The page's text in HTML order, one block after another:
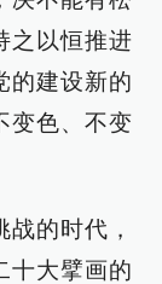
之以恒推进
的建设新的
变色、不变
的时代，
十大擘画的